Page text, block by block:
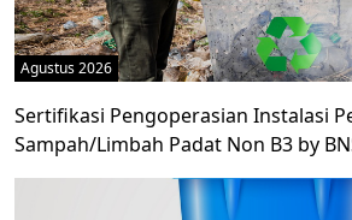
Agustus 2026
Sertifikasi Pengoperasian Instalasi
Sampah/Limbah Padat Non B3 by